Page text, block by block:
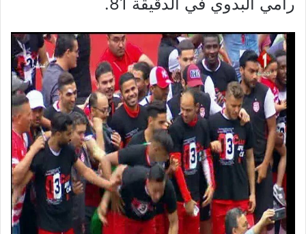
رامي البدوي في الدقيقة 81.